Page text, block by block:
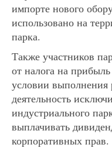
импорте нового
использовано на
парка.
Также участников
от налога на
условии
деятельность
индустриального
выплачивать
корпоративных прав.